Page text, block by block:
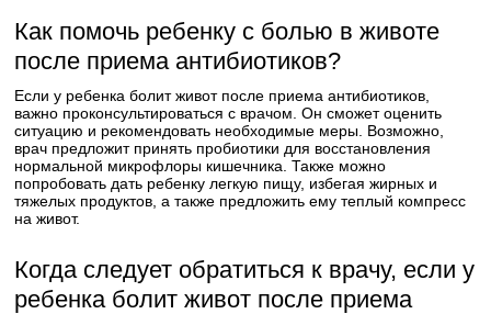
Как помочь ребенку с болью в животе
после приема антибиотиков?
Если у ребенка болит живот после приема антибиотиков,
важно проконсультироваться с врачом. Он сможет оценить
ситуацию и рекомендовать необходимые меры. Возможно,
врач предложит принять пробиотики для восстановления
нормальной микрофлоры кишечника. Также можно
попробовать дать ребенку легкую пищу, избегая жирных и
тяжелых продуктов, а также предложить ему теплый компресс
на живот.
Когда следует обратиться к врачу, если у
ребенка болит живот после приема